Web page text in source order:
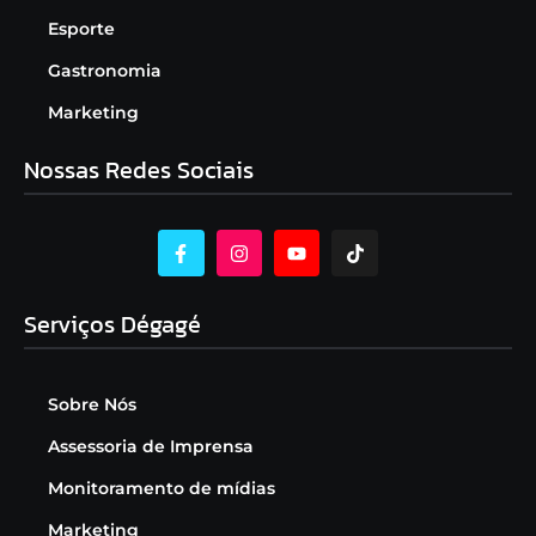
Esporte
Gastronomia
Marketing
Nossas Redes Sociais
Serviços Dégagé
Sobre Nós
Assessoria de Imprensa
Monitoramento de mídias
Marketing